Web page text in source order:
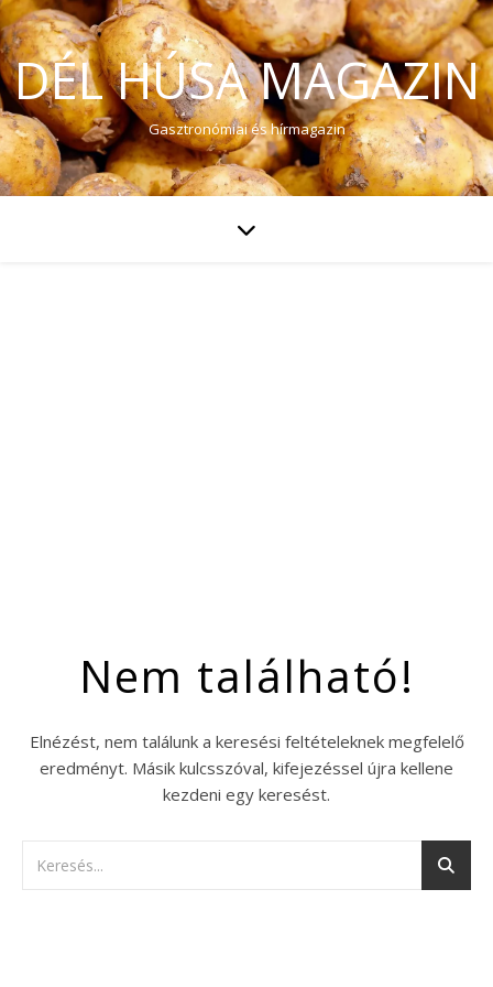
DÉL HÚSA MAGAZIN
Gasztronómiai és hírmagazin
Nem található!
Elnézést, nem találunk a keresési feltételeknek megfelelő
eredményt. Másik kulcsszóval, kifejezéssel újra kellene
kezdeni egy keresést.